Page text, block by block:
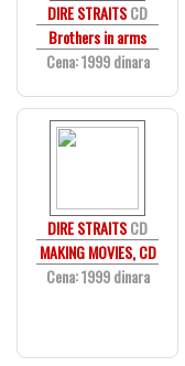
DIRE STRAITSCD
Brothers in arms
Cena: 1999 dinara
DIRE STRAITSCD
MAKING MOVIES, CD
Cena: 1999 dinara